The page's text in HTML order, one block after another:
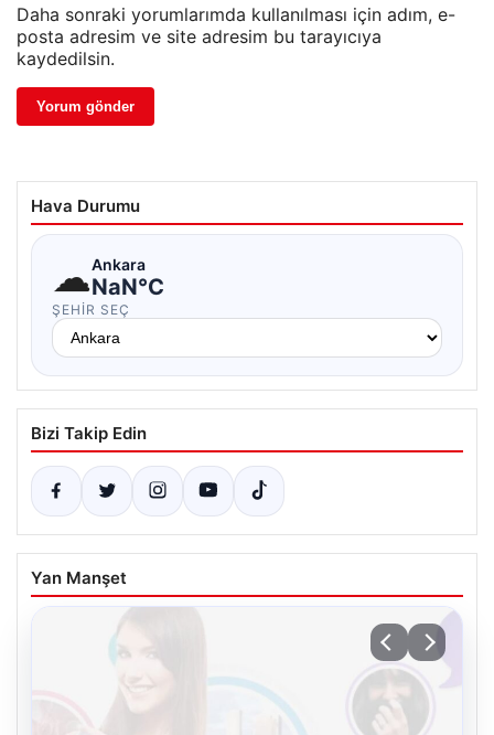
Daha sonraki yorumlarımda kullanılması için adım, e-
posta adresim ve site adresim bu tarayıcıya
kaydedilsin.
Hava Durumu
☁Ankara
NaN°C
ŞEHIR SEÇ
Bizi Takip Edin
Yan Manşet